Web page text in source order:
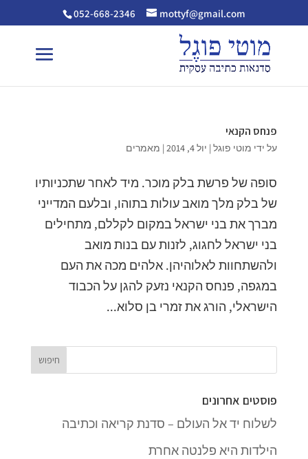
052-668-2346 mottyf@gmail.com
פנחס הקנאי
על ידי מוטי פוגל| יול 4, 2014 | מאמרים
סופה של פרשת בלק מוכר. מיד לאחר שתכניותיו
של בלק מלך מואב עולות בתוהו, ובלעם המדייני
מברך את בני ישראל במקום לקללם, מתחילים
בני ישראל לחגוג, לזנות עם בנות מואב
ולהשתחוות לאלוהיהן. אלהים מכה את העם
במגפה, פנחס הקנאי נזעק להגן על הכבוד
הישראלי, הורג את זמרי בן סלוא...
פוסטים אחרונים
לשלוח יד אל העולם – סדנת קריאה וכתיבה
הילדות היא פלנטה אחרת